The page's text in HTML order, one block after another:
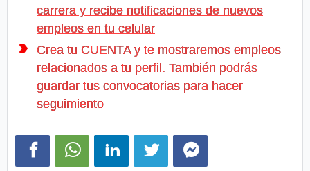
carrera y recibe notificaciones de nuevos
empleos en tu celular
Crea tu CUENTA y te mostraremos empleos
relacionados a tu perfil. También podrás
guardar tus convocatorias para hacer
seguimiento